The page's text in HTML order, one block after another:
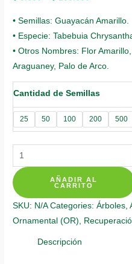
• Semillas: Guayacán Amarillo.
• Especie: Tabebuia
• Otros Nombres: Flor
Araguaney, Palo de Arco.
Cantidad de Semillas
25 50 100 200 500
Semillas
Orgánicas
De
Árbol
quantity
AÑADIR AL
CARRITO
SKU: N/A Categories:Árboles,
Ornamental (OR),
Descripción